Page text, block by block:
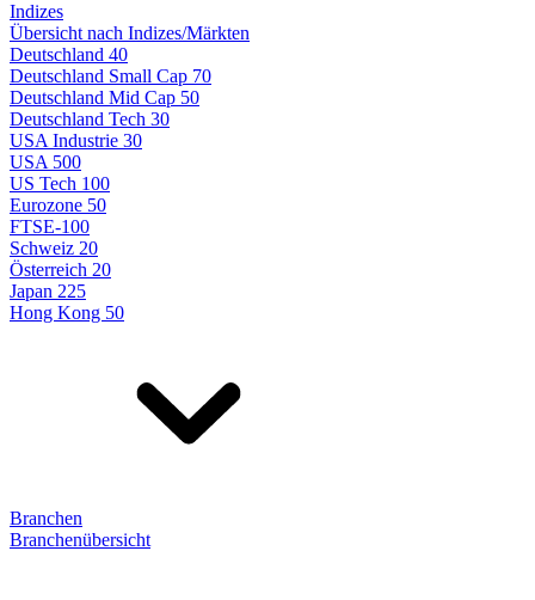
Indizes
Übersicht nach Indizes/Märkten
Deutschland 40
Deutschland Small Cap 70
Deutschland Mid Cap 50
Deutschland Tech 30
USA Industrie 30
USA 500
US Tech 100
Eurozone 50
FTSE-100
Schweiz 20
Österreich 20
Japan 225
Hong Kong 50
Branchen
Branchenübersicht